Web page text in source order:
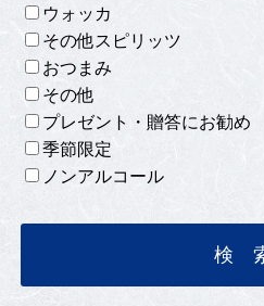
ウォッカ
その他スピリッツ
おつまみ
その他
プレゼント・贈答にお勧め
季節限定
ノンアルコール